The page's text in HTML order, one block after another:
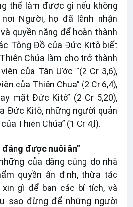
thể làm được gì nếu không
Người, họ đã lãnh nhận
quyền năng để hoàn thành
Tông Đồ của Đức Kitô biết
Chúa làm cho trở thành
của Tân Ước ”(2 Cr 3,6),
của Thiên Chua” (2 Cr 6,4),
mặt Đức Kitô” (2 Cr 5,20),
Đức Kitô, những người quản
Thiên Chúa” (1 Cr 4,l).
được nuôi ăn”
của dâng cúng do nhà
quyền ấn định, thừa tác
gì để ban các bí tích, và
sao đừng để những người